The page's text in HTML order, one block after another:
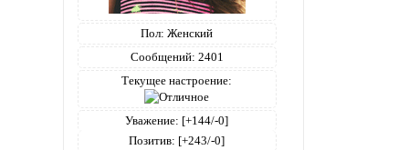
Пол: Женский
Сообщений: 2401
Текущее настроение:
Уважение: [+144/-0]
Позитив: [+243/-0]